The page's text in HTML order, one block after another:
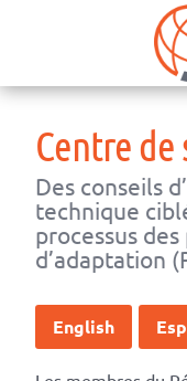
Centre de
Des conseils
technique
processus
d’adaptation
English